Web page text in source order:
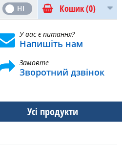
Кошик(0)
НІ
У вас є питання?
Напишіть нам
Замовте
Зворотний дзвінок
Усі продукти